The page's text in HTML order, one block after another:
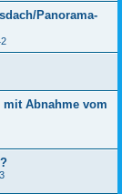
Panorama-
Abnahme vom